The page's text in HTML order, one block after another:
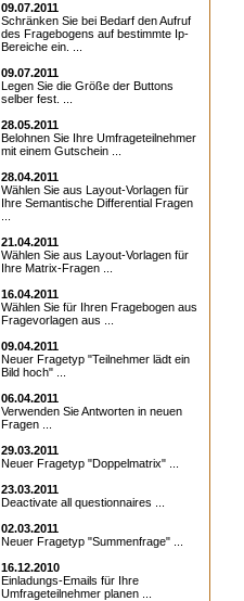
09.07.2011
Schränken Sie bei Bedarf den Aufruf
des Fragebogens auf bestimmte Ip-
Bereiche ein. ...
09.07.2011
Legen Sie die Größe der Buttons
selber fest. ...
28.05.2011
Belohnen Sie Ihre Umfrageteilnehmer
mit einem Gutschein ...
28.04.2011
Wählen Sie aus Layout-Vorlagen für
Ihre Semantische Differential Fragen
21.04.2011
Wählen Sie aus Layout-Vorlagen für
Ihre Matrix-Fragen ...
16.04.2011
Wählen Sie für Ihren Fragebogen aus
Fragevorlagen aus ...
09.04.2011
Neuer Fragetyp "Teilnehmer lädt ein
Bild hoch" ...
06.04.2011
Verwenden Sie Antworten in neuen
Fragen ...
29.03.2011
Neuer Fragetyp "Doppelmatrix" ...
23.03.2011
Deactivate all questionnaires ...
02.03.2011
Neuer Fragetyp "Summenfrage" ...
16.12.2010
Einladungs-Emails für Ihre
Umfrageteilnehmer planen ...